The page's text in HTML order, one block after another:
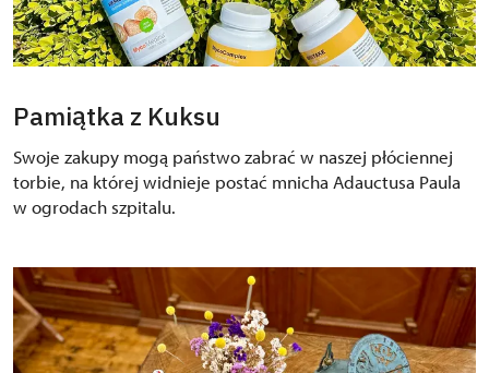
Pamiątka z Kuksu
Swoje zakupy mogą państwo zabrać w naszej płóciennej
torbie, na której widnieje postać mnicha Adauctusa Paula
w ogrodach szpitalu.